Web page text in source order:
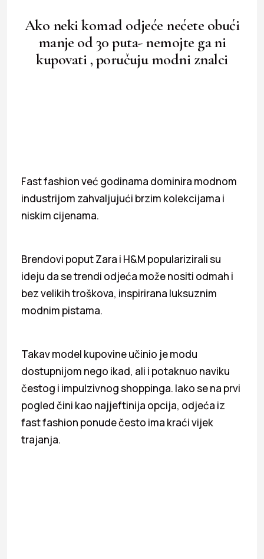
Ako neki komad odjeće nećete obući
manje od 30 puta- nemojte ga ni
kupovati , poručuju modni znalci
Fast fashion već godinama dominira modnom
industrijom zahvaljujući brzim kolekcijama i
niskim cijenama.
Brendovi poput Zara i H&M popularizirali su
ideju da se trendi odjeća može nositi odmah i
bez velikih troškova, inspirirana luksuznim
modnim pistama.
Takav model kupovine učinio je modu
dostupnijom nego ikad, ali i potaknuo naviku
čestog i impulzivnog shoppinga. Iako se na prvi
pogled čini kao najjeftinija opcija, odjeća iz
fast fashion ponude često ima kraći vijek
trajanja.